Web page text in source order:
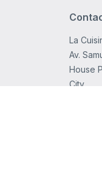
La
Av.
House
City.